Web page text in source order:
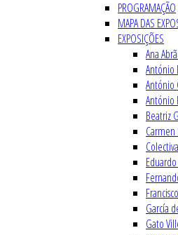
PROGRAMAÇÃO
MAPA DAS
EXPOSIÇÕES
Ana
António
António
António
Beatriz
García
Gato